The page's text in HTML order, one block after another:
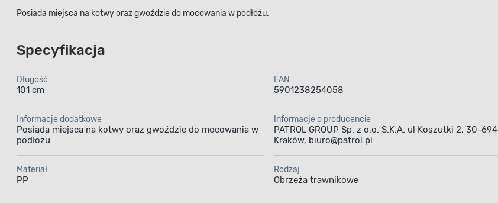
Posiada miejsca na kotwy oraz gwoździe do mocowania w podłożu.
Specyfikacja
Długość
101 cm
EAN
5901238254058
Informacje dodatkowe
Posiada miejsca na kotwy oraz gwoździe do mocowania w
podłożu.
Informacje o producencie
PATROL GROUP Sp. z o.o. S.K.A. ul Koszutki 2, 30-694
Kraków, biuro@patrol.pl
Materiał
PP
Rodzaj
Obrzeża trawnikowe